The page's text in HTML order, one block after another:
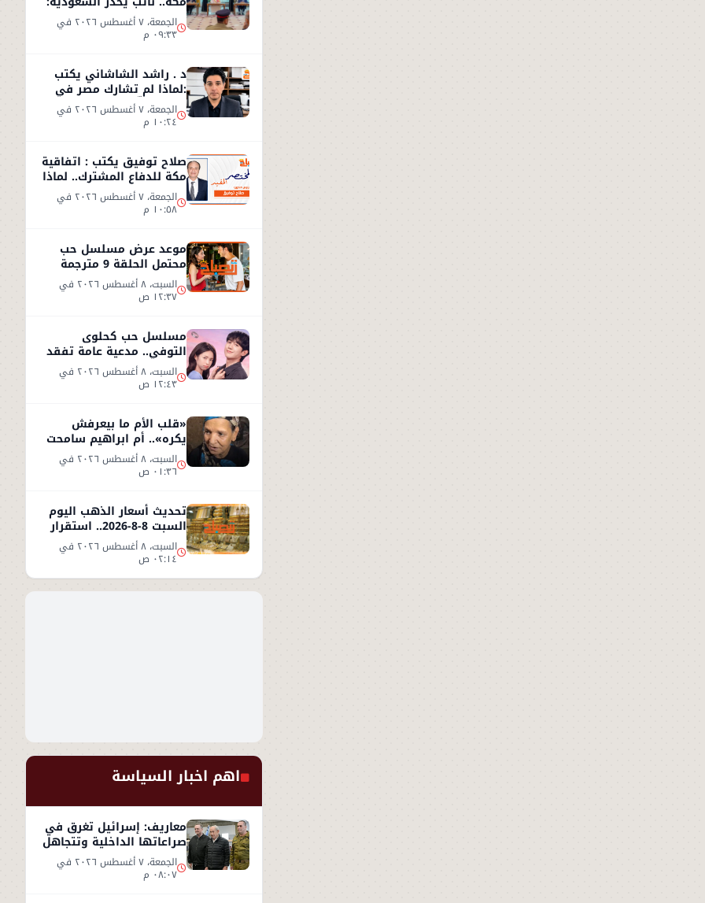
الاتفاق لن يوفر الأمن الجمعة، ٧ أغسطس ٢٠٢٦ في
٠٩:٣٣ م
د . راشد الشاشاني يكتب
:لماذا لم تشارك مصر في
اتفاق مكّة ؟ الجمعة، ٧ أغسطس ٢٠٢٦ في
١٠:٢٤ م
صلاح توفيق يكتب : اتفاقية
مكة للدفاع المشترك.. لماذا
غابت مصر؟ الجمعة، ٧ أغسطس ٢٠٢٦ في
١٠:٥٨ م
موعد عرض مسلسل حب
محتمل الحلقة 9 مترجمة
على شاهد السبت، ٨ أغسطس ٢٠٢٦ في
١٢:٣٧ ص
مسلسل حب كحلوى
التوفي.. مدعية عامة تفقد
ذاكرتها وتبدأ قصة حب
غامضة السبت، ٨ أغسطس ٢٠٢٦ في
١٢:٤٣ ص
«قلب الأم ما بيعرفش
يكره».. أم ابراهيم سامحت
ابنها بعد طردها من المنزل
!! السبت، ٨ أغسطس ٢٠٢٦ في
٠١:٣٦ ص
تحديث أسعار الذهب اليوم
السبت 8-8-2026.. استقرار
نسبي في سوق الصاغة
السبت، ٨ أغسطس ٢٠٢٦ في
٠٢:١٤ ص
اهم اخبار السياسة
معاريف: إسرائيل تغرق في
صراعاتها الداخلية وتتجاهل
«تسونامي» سياسيًا قادمًا
من أمريكا الجمعة، ٧ أغسطس ٢٠٢٦ في
٠٨:٠٧ م